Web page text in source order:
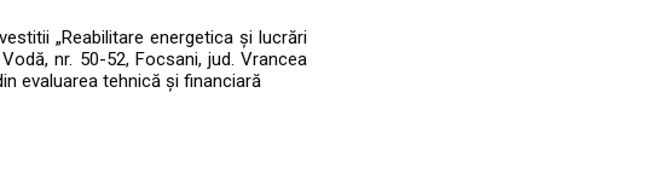
„Reabilitare energetica şi lucrări
nr. 50-52, Focsani, jud. Vrancea
evaluarea tehnică şi financiară